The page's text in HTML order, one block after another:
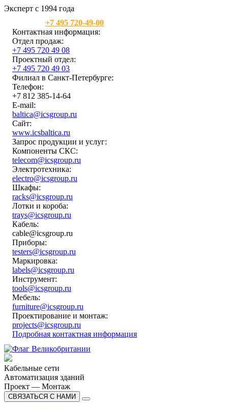
Эксперт с 1994 года
+7 495 720-49-00
Контактная информация:
Отдел продаж:
+7 495 720 49 08
Проектный отдел:
+7 495 720 49 03
Филиал в Санкт-Петербурге:
Телефон:
+7 812 385-14-64
E-mail:
baltica@icsgroup.ru
Сайт:
www.icsbaltica.ru
Запрос продукции и услуг:
Компоненты СКС:
telecom@icsgroup.ru
Электротехника:
electro@icsgroup.ru
Шкафы:
racks@icsgroup.ru
Лотки и короба:
trays@icsgroup.ru
Кабель:
cable@icsgroup.ru
Приборы:
testers@icsgroup.ru
Маркировка:
labels@icsgroup.ru
Инструмент:
tools@icsgroup.ru
Мебель:
furniture@icsgroup.ru
Проектирование и монтаж:
projects@icsgroup.ru
Подробная контактная информация
Кабельные сети
Автоматизация зданий
Проект — Монтаж
СВЯЗАТЬСЯ С НАМИ